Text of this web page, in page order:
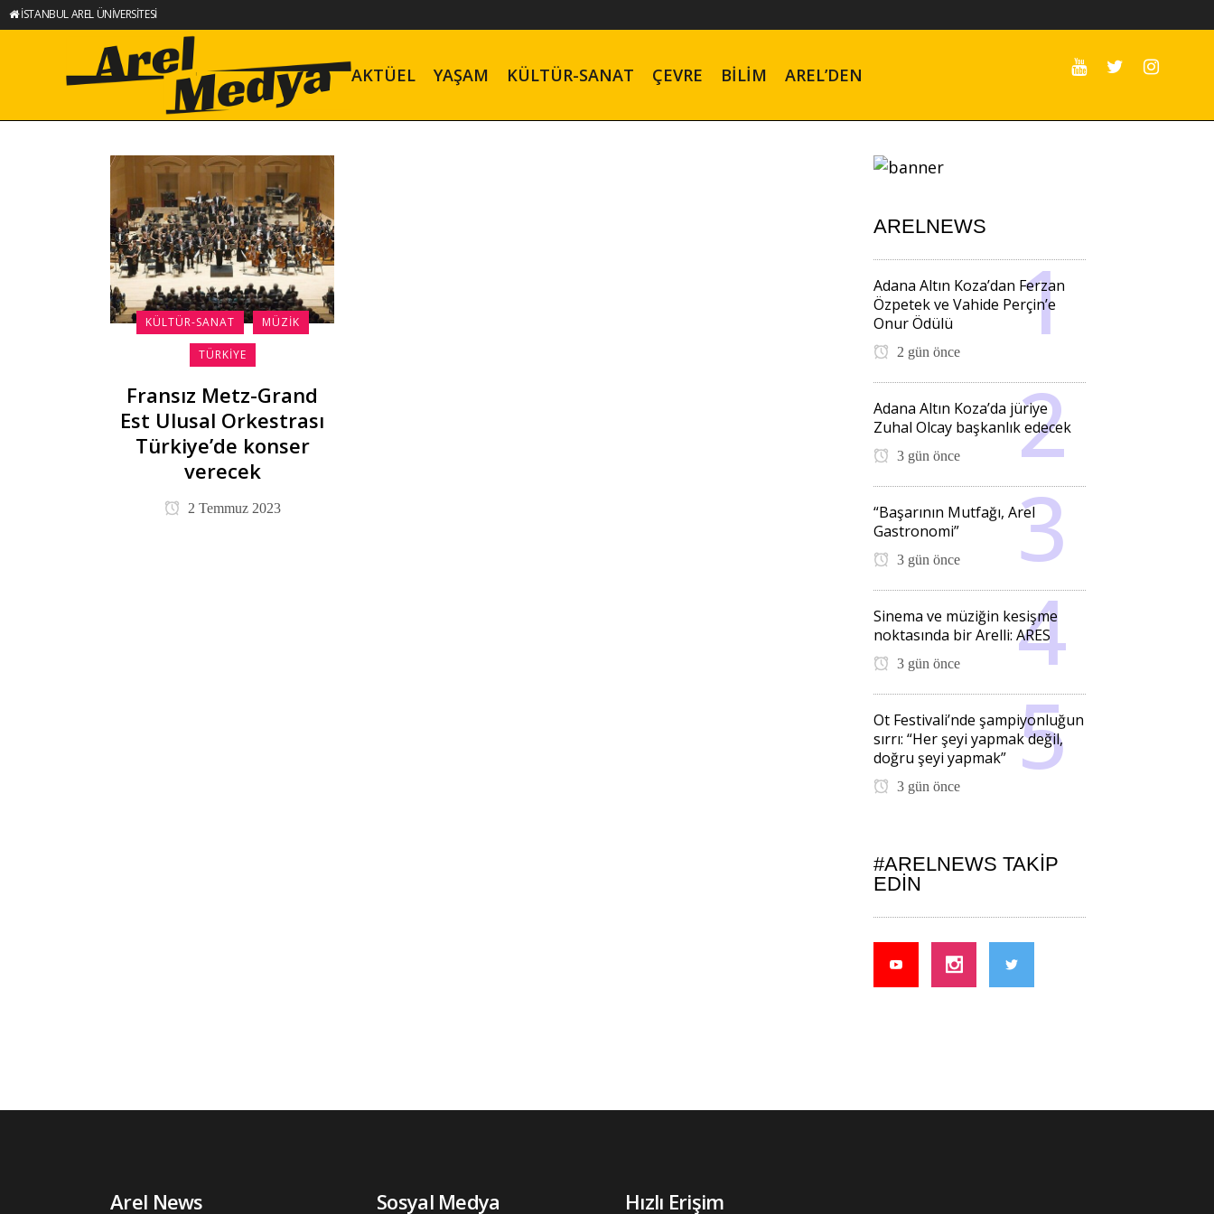
İSTANBUL AREL ÜNİVERSİTESİ
AKTÜEL YAŞAM KÜLTÜR-SANAT ÇEVRE BILIM AREL’DEN
KÜLTÜR-SANAT MÜZIK
TÜRKIYE
Fransız Metz-Grand
Est Ulusal Orkestrası
Türkiye’de konser
verecek
2 Temmuz 2023
ARELNEWS
Adana Altın Koza’dan Ferzan
Özpetek ve Vahide Perçin’e
Onur Ödülü
2 gün önce
Adana Altın Koza’da jüriye
Zuhal Olcay başkanlık edecek
3 gün önce
“Başarının Mutfağı, Arel
Gastronomi”
3 gün önce
Sinema ve müziğin kesişme
noktasında bir Arelli: ARES
3 gün önce
Ot Festivali’nde şampiyonluğun
sırrı: “Her şeyi yapmak değil,
doğru şeyi yapmak”
3 gün önce
#ARELNEWS TAKIP
EDIN
Arel News Sosyal Medya Hızlı Erişim